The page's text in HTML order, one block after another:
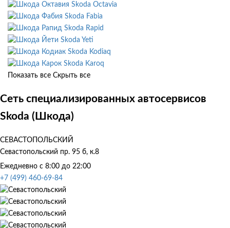
Skoda Octavia
Skoda Fabia
Skoda Rapid
Skoda Yeti
Skoda Kodiaq
Skoda Karoq
Показать все Скрыть все
Сеть специализированных автосервисов
Skoda (Шкода)
СЕВАСТОПОЛЬСКИЙ
Севастопольский пр. 95 б, к.8
Ежедневно с 8:00 до 22:00
+7 (499) 460-69-84